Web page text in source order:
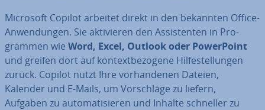
Microsoft Copilot arbeitet direkt in den bekannten Office-
An­wen­dun­gen. Sie ak­ti­vie­ren den As­sis­ten­ten in Pro­
gram­men wie Word, Excel, Outlook oder Power­Point
und greifen dort auf kon­text­be­zo­ge­ne Hil­fe­stel­lun­gen
zurück. Copilot nutzt Ihre vor­han­de­nen Dateien,
Kalender und E-Mails, um Vor­schlä­ge zu liefern,
Aufgaben zu au­to­ma­ti­sie­ren und Inhalte schneller zu